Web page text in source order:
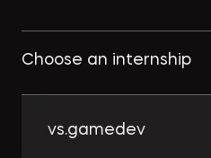
Choose an internship
vs.gamedev